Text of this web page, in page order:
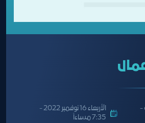
الأربعاء 16 نوفمبر 2022 -
7:35 مساءاً